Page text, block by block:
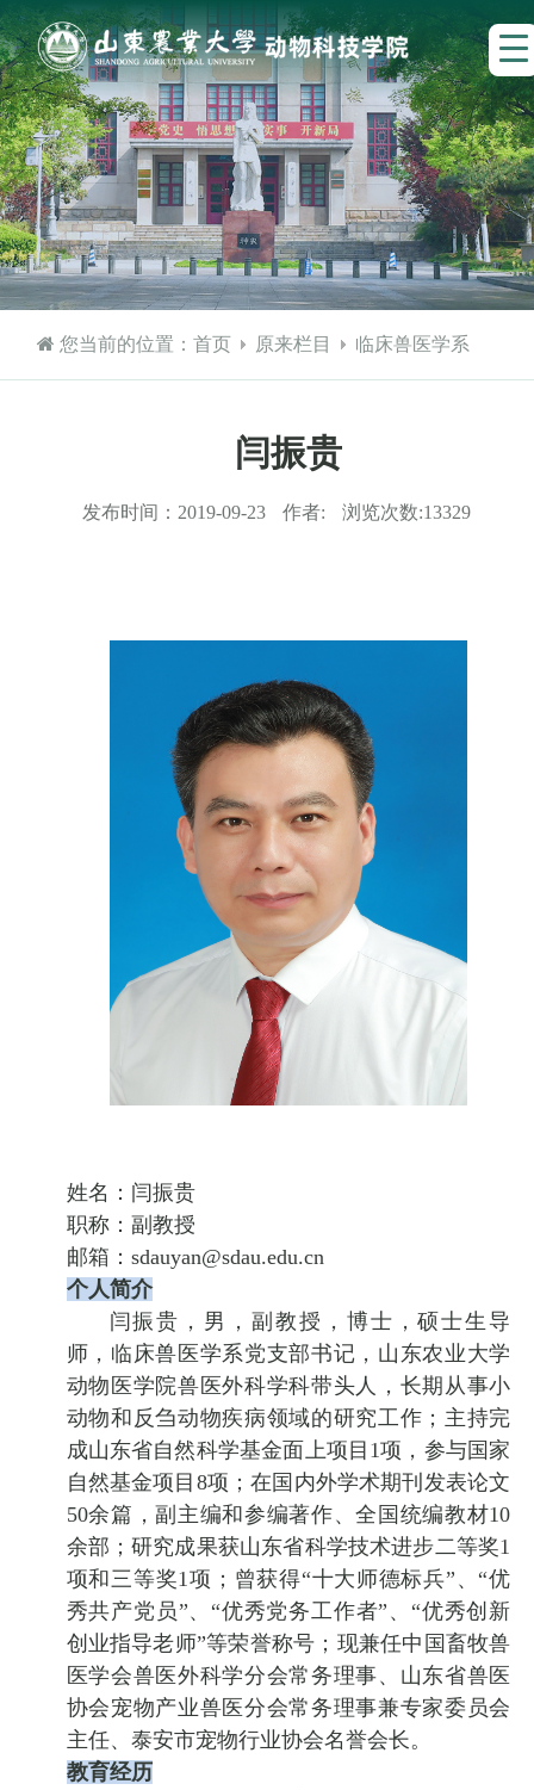
您当前的位置：首页 原来栏目 临床兽医学系
闫振贵
发布时间： 2019-09-23 作者: 浏览次数:13329
姓名：闫振贵
职称：副教授
邮箱：sdauyan@sdau.edu.cn
个人简介
闫振贵，男，副教授，博士，硕士生导
师，临床兽医学系党支部书记，山东农业大学
动物医学院兽医外科学科带头人，长期从事小
动物和反刍动物疾病领域的研究工作；主持完
成山东省自然科学基金面上项目1项，参与国家
自然基金项目8项；在国内外学术期刊发表论文
50余篇，副主编和参编著作、全国统编教材10
余部；研究成果获山东省科学技术进步二等奖1
项和三等奖1项；曾获得“十大师德标兵”、“优
秀共产党员”、“优秀党务工作者”、“优秀创新
创业指导老师”等荣誉称号；现兼任中国畜牧兽
医学会兽医外科学分会常务理事、山东省兽医
协会宠物产业兽医分会常务理事兼专家委员会
主任、泰安市宠物行业协会名誉会长。
教育经历